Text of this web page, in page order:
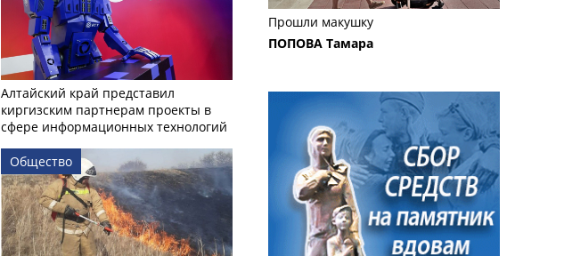
Алтайский край представил
киргизским партнерам проекты в
сфере информационных технологий
Общество
Прошли макушку
ПОПОВА Тамара